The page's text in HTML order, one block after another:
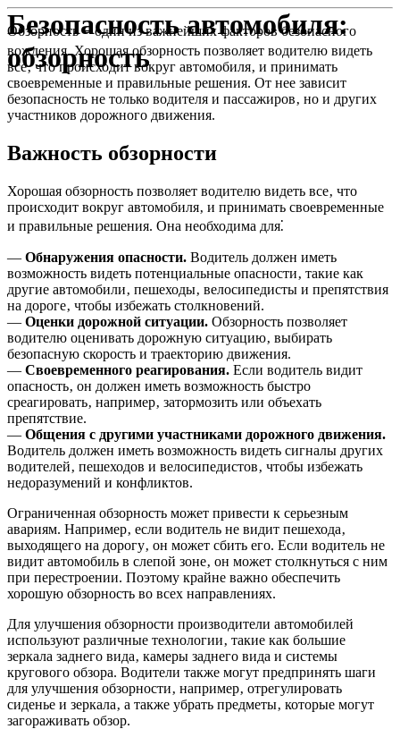
Безопасность автомобиля:
обзорность
Обзорность ౼ один из важнейших факторов безопасного
вождения. Хорошая обзорность позволяет водителю видеть
все‚ что происходит вокруг автомобиля‚ и принимать
своевременные и правильные решения. От нее зависит
безопасность не только водителя и пассажиров‚ но и других
участников дорожного движения.
Важность обзорности
Хорошая обзорность позволяет водителю видеть все‚ что
происходит вокруг автомобиля‚ и принимать своевременные
и правильные решения. Она необходима для⁚
— Обнаружения опасности. Водитель должен иметь
возможность видеть потенциальные опасности‚ такие как
другие автомобили‚ пешеходы‚ велосипедисты и препятствия
на дороге‚ чтобы избежать столкновений.
— Оценки дорожной ситуации. Обзорность позволяет
водителю оценивать дорожную ситуацию‚ выбирать
безопасную скорость и траекторию движения.
— Своевременного реагирования. Если водитель видит
опасность‚ он должен иметь возможность быстро
среагировать‚ например‚ затормозить или объехать
препятствие.
— Общения с другими участниками дорожного движения.
Водитель должен иметь возможность видеть сигналы других
водителей‚ пешеходов и велосипедистов‚ чтобы избежать
недоразумений и конфликтов.
Ограниченная обзорность может привести к серьезным
авариям. Например‚ если водитель не видит пешехода‚
выходящего на дорогу‚ он может сбить его. Если водитель не
видит автомобиль в слепой зоне‚ он может столкнуться с ним
при перестроении. Поэтому крайне важно обеспечить
хорошую обзорность во всех направлениях.
Для улучшения обзорности производители автомобилей
используют различные технологии‚ такие как большие
зеркала заднего вида‚ камеры заднего вида и системы
кругового обзора. Водители также могут предпринять шаги
для улучшения обзорности‚ например‚ отрегулировать
сиденье и зеркала‚ а также убрать предметы‚ которые могут
загораживать обзор.